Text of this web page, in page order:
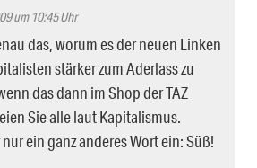
um 10:45 Uhr
das, worum es der neuen Linken
stärker zum Aderlass zu
das dann im Shop der TAZ
Sie alle laut Kapitalismus.
ein ganz anderes Wort ein: Süß!